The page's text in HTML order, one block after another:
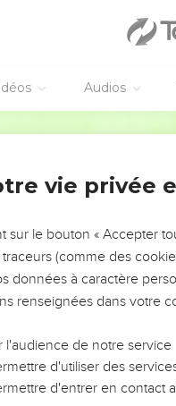
Audios
DE
ÉVITER LES VOTRES ?
leur impact, leur foi ou
qu'ils ont traversés,
et responsables reviennent
avancer avec plus de
un ministère, une équipe,
vie privée
sur le bouton « Accepter
traceurs (comme des
données à caractère
renseignées dans votre
l'audience de notre service
d'utiliser des
d'entrer en contact